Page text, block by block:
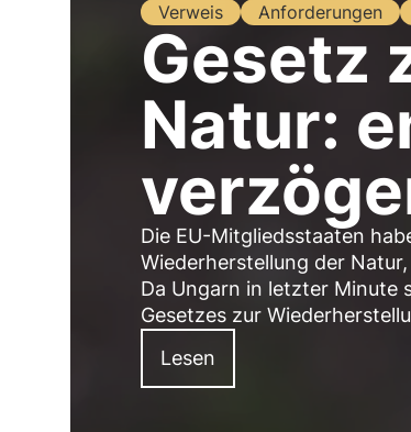
Verweis Anforderungen
Gesetz
Natur:
Die EU-Mitgliedsstaaten
Wiederherstellung der
Da Ungarn in letzter Minute
Gesetzes zur
Lesen